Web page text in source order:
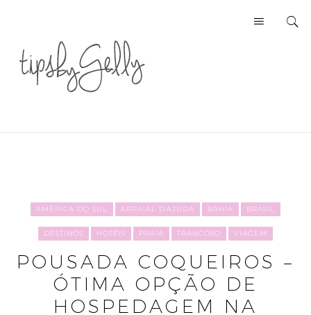
AMÉRICA DO SUL ARRAIAL D'AJUDA BAHIA BRASIL
DESTINOS HOTÉIS PRAIA TRANCOSO VIAGEM
POUSADA COQUEIROS –
ÓTIMA OPÇÃO DE
HOSPEDAGEM NA